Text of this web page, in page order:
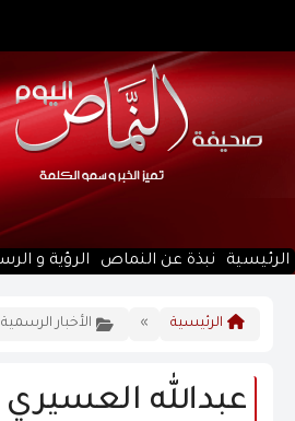
الرئيسية نبذة عن النماص الرؤية و
الرئيسية » الأخبار الرسمية
عبدالله العسيري